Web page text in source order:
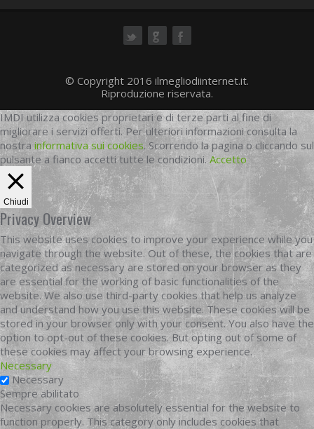
© Copyright 2016 ilmegliodiinternet.it.
Riproduzione riservata.
IMDI utilizza cookies proprietari e di terze parti al fine di
migliorare i servizi offerti. Per ulteriori informazioni consulta la
nostrainformativa sui cookies. Scorrendo la pagina o cliccando sul
pulsante a fianco accetti tutte le condizioni. Accetto
Chiudi
Privacy Overview
This website uses cookies to improve your experience while you
navigate through the website. Out of these, the cookies that are
categorized as necessary are stored on your browser as they
are essential for the working of basic functionalities of the
website. We also use third-party cookies that help us analyze
and understand how you use this website. These cookies will be
stored in your browser only with your consent. You also have the
option to opt-out of these cookies. But opting out of some of
these cookies may affect your browsing experience.
Necessary
Necessary
Sempre abilitato
Necessary cookies are absolutely essential for the website to
function properly. This category only includes cookies that